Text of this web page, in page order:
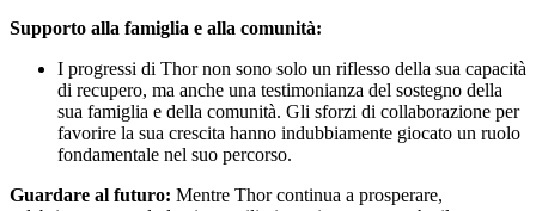
Supporto alla famiglia e alla comunità:
I progressi di Thor non sono solo un riflesso della sua capacità
di recupero, ma anche una testimonianza del sostegno della
sua famiglia e della comunità. Gli sforzi di collaborazione per
favorire la sua crescita hanno indubbiamente giocato un ruolo
fondamentale nel suo percorso.
Guardare al futuro: Mentre Thor continua a prosperare,